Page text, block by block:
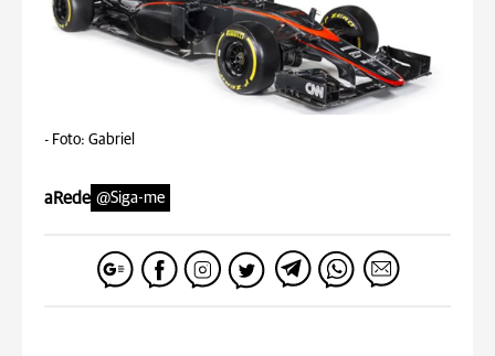
- Foto: Gabriel
aRede @Siga-me